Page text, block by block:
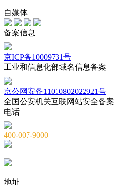
自媒体
备案信息
京ICP备10009731号
工业和信息化部域名信息备案
京公网安备11010802022921号
全国公安机关互联网站安全备案
电话
400-007-9000
地址